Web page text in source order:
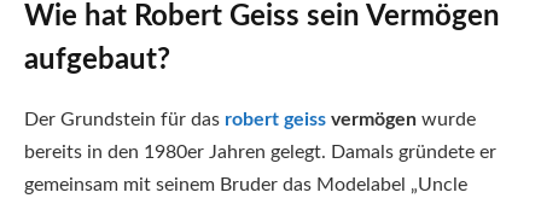
Wie hat Robert Geiss sein Vermögen
aufgebaut?
Der Grundstein für das robert geiss vermögen wurde
bereits in den 1980er Jahren gelegt. Damals gründete er
gemeinsam mit seinem Bruder das Modelabel „Uncle